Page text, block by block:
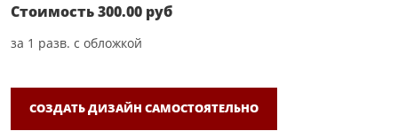
Стоимость300.00 руб
за 1 разв. с обложкой
СОЗДАТЬ ДИЗАЙН САМОСТОЯТЕЛЬНО